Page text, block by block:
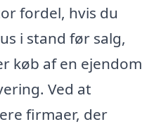
fordel, hvis du
i stand før salg,
køb af en ejendom
Ved at
firmaer, der